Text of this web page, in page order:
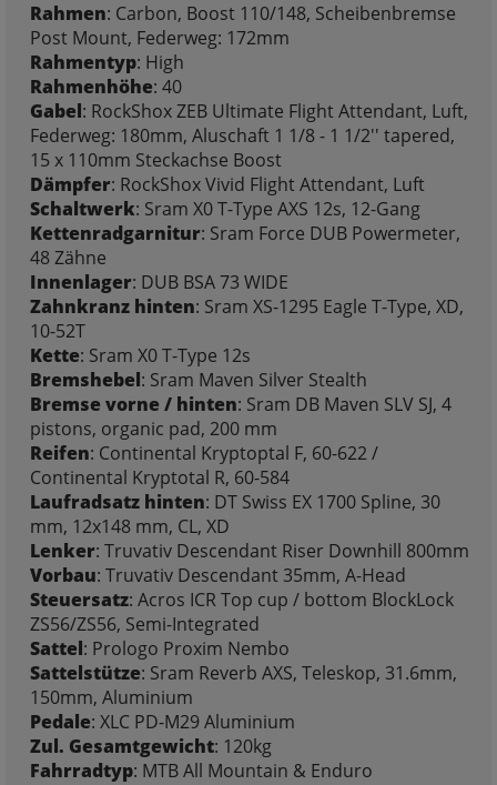
Rahmen: Carbon, Boost 110/148, Scheibenbremse
Post Mount, Federweg: 172mm
Rahmentyp: High
Rahmenhöhe: 40
Gabel: RockShox ZEB Ultimate Flight Attendant, Luft,
Federweg: 180mm, Aluschaft 1 1/8 - 1 1/2'' tapered,
15 x 110mm Steckachse Boost
Dämpfer: RockShox Vivid Flight Attendant, Luft
Schaltwerk: Sram X0 T-Type AXS 12s, 12-Gang
Kettenradgarnitur: Sram Force DUB Powermeter,
48 Zähne
Innenlager: DUB BSA 73 WIDE
Zahnkranz hinten: Sram XS-1295 Eagle T-Type, XD,
10-52T
Kette: Sram X0 T-Type 12s
Bremshebel: Sram Maven Silver Stealth
Bremse vorne / hinten: Sram DB Maven SLV SJ, 4
pistons, organic pad, 200 mm
Reifen: Continental Kryptoptal F, 60-622 /
Continental Kryptotal R, 60-584
Laufradsatz hinten: DT Swiss EX 1700 Spline, 30
mm, 12x148 mm, CL, XD
Lenker: Truvativ Descendant Riser Downhill 800mm
Vorbau: Truvativ Descendant 35mm, A-Head
Steuersatz: Acros ICR Top cup / bottom BlockLock
ZS56/ZS56, Semi-Integrated
Sattel: Prologo Proxim Nembo
Sattelstütze: Sram Reverb AXS, Teleskop, 31.6mm,
150mm, Aluminium
Pedale: XLC PD-M29 Aluminium
Zul. Gesamtgewicht: 120kg
Fahrradtyp: MTB All Mountain & Enduro